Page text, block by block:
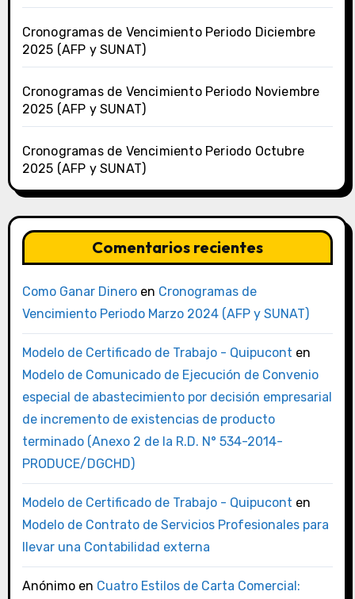
Cronogramas de Vencimiento Periodo Diciembre
2025 (AFP y SUNAT)
Cronogramas de Vencimiento Periodo Noviembre
2025 (AFP y SUNAT)
Cronogramas de Vencimiento Periodo Octubre
2025 (AFP y SUNAT)
Comentarios recientes
Como Ganar Dineroen Cronogramas de
Vencimiento Periodo Marzo 2024 (AFP y SUNAT)
Modelo de Certificado de Trabajo - Quipucont en
Modelo de Comunicado de Ejecución de Convenio
especial de abastecimiento por decisión empresarial
de incremento de existencias de producto
terminado (Anexo 2 de la R.D. N° 534-2014-
PRODUCE/DGCHD)
Modelo de Certificado de Trabajo - Quipucont en
Modelo de Contrato de Servicios Profesionales para
llevar una Contabilidad externa
Anónimoen Cuatro Estilos de Carta Comercial: